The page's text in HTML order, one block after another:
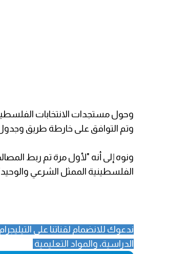
وحول مستجدات الانتخابات
وتم التوافق على خارطة طريق
ونوه إلى أنه "لأول مرة تم ربط
الفلسطينية الممثل الشرعي
ندعوك للانضمام لقناتنا على التيليجرام
الدراسية، والمواد التعليمية